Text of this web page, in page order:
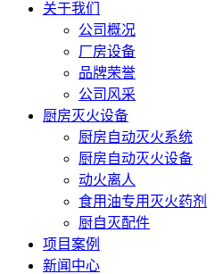
关于我们
公司概况
厂房设备
品牌荣誉
公司风采
厨房灭火设备
厨房自动灭火系统
厨房自动灭火设备
动火离人
食用油专用灭火药剂
厨自灭配件
项目案例
新闻中心